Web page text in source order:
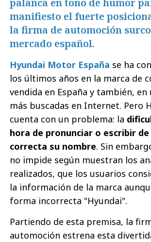
manifiesto el fuerte
la firma de automoción
mercado español.
Hyundai Motor España se ha
los últimos años en la marca de
vendida en España y también, en
más buscadas en Internet. Pero
cuenta con un problema: la
hora de pronunciar o escribir
correcta su nombre. Sin
no impide según muestran los
realizados, que los usuarios
la información de la marca
forma incorrecta "Hyundai".
Partiendo de esta premisa, la
automoción estrena esta